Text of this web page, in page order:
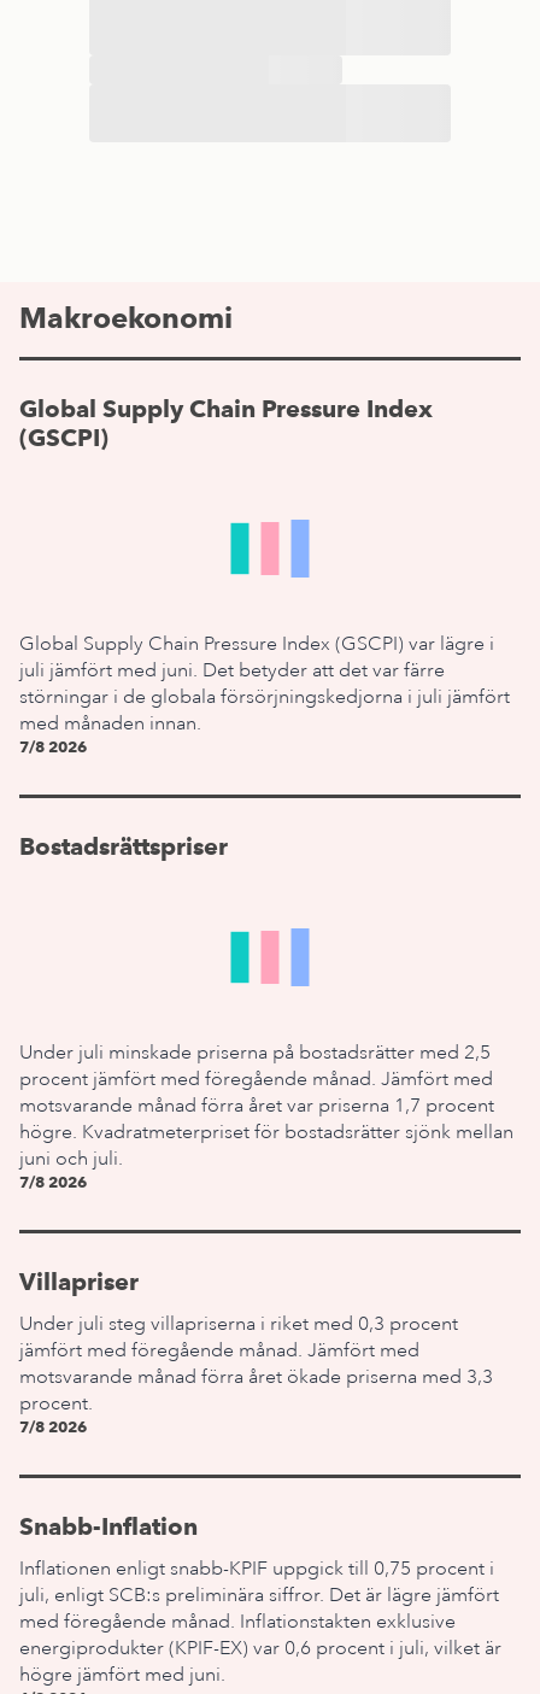
Makroekonomi
Global Supply Chain Pressure Index
(GSCPI)
Global Supply Chain Pressure Index (GSCPI) var lägre i
juli jämfört med juni. Det betyder att det var färre
störningar i de globala försörjningskedjorna i juli jämfört
med månaden innan.
7/8 2026
Bostadsrättspriser
Under juli minskade priserna på bostadsrätter med 2,5
procent jämfört med föregående månad. Jämfört med
motsvarande månad förra året var priserna 1,7 procent
högre. Kvadratmeterpriset för bostadsrätter sjönk mellan
juni och juli.
7/8 2026
Villapriser
Under juli steg villapriserna i riket med 0,3 procent
jämfört med föregående månad. Jämfört med
motsvarande månad förra året ökade priserna med 3,3
procent.
7/8 2026
Snabb-Inflation
Inflationen enligt snabb-KPIF uppgick till 0,75 procent i
juli, enligt SCB:s preliminära siffror. Det är lägre jämfört
med föregående månad. Inflationstakten exklusive
energiprodukter (KPIF-EX) var 0,6 procent i juli, vilket är
högre jämfört med juni.